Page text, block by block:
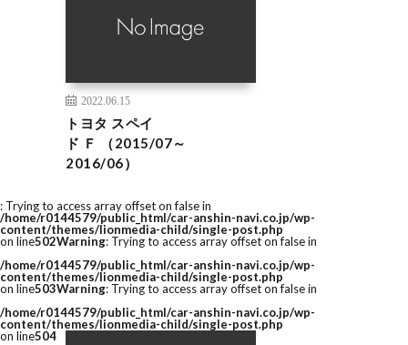
2022.06.15
トヨタ スペイ
ド Ｆ （2015/07～
2016/06）
: Trying to access array offset on false in
/home/r0144579/public_html/car-anshin-navi.co.jp/wp-
content/themes/lionmedia-child/single-post.php
on line502Warning: Trying to access array offset on false in
/home/r0144579/public_html/car-anshin-navi.co.jp/wp-
content/themes/lionmedia-child/single-post.php
on line503Warning: Trying to access array offset on false in
/home/r0144579/public_html/car-anshin-navi.co.jp/wp-
content/themes/lionmedia-child/single-post.php
on line504